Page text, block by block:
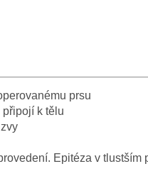
prsu
k tělu
Epitéza v tlustším